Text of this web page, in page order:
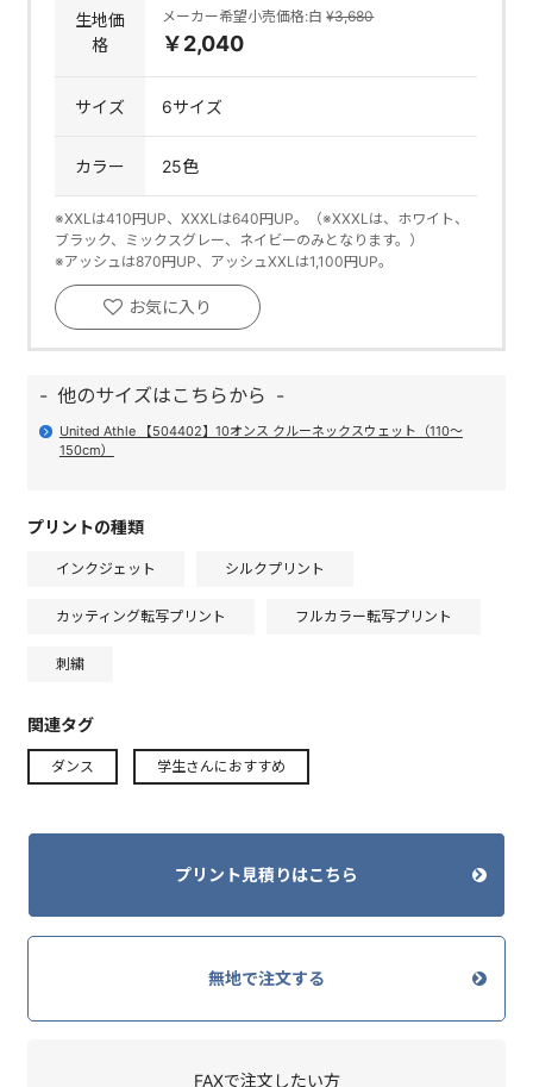
生地価
格
メーカー希望小売価格:白¥3,680
￥2,040
サイズ 6サイズ
カラー 25色
※XXLは410円UP、XXXLは640円UP。（※XXXLは、ホワイト、
ブラック、ミックスグレー、ネイビーのみとなります。）
※アッシュは870円UP、アッシュXXLは1,100円UP。
お気に入り
他のサイズはこちらから
United Athle 【504402】10オンス クルーネックスウェット（110～
150cm）
プリントの種類
インクジェット シルクプリント
カッティング転写プリント フルカラー転写プリント
刺繍
関連タグ
ダンス 学生さんにおすすめ
プリント見積りはこちら
無地で注文する
FAXで注文したい方